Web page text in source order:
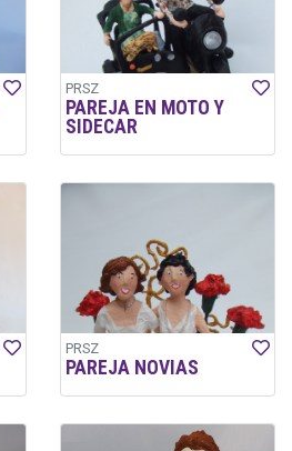
PRSZ
PAREJA EN MOTO Y
SIDECAR
PRSZ
PAREJA NOVIAS